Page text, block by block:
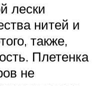
лески
нитей и
также,
Плетенка
не